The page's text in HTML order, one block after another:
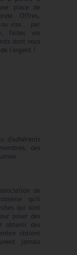
place de
Offres,
ou visa... par
faites vos
dont vous
l'argent !
d'adhérents
des
de
qu'il
qui sont
poser des
obtenir des
obtient
jamais